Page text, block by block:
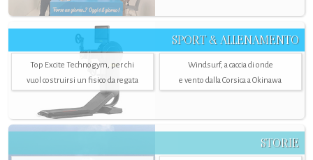
SPORT & ALLENAMENTO
Top Excite Technogym, per chi
vuol costruirsi un fisico da regata
Windsurf, a caccia di onde
e vento dalla Corsica a Okinawa
STORIE